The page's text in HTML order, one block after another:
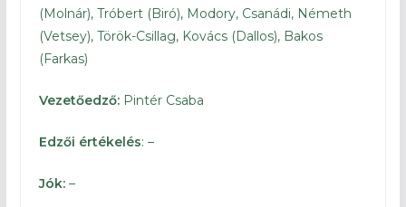
(Molnár), Tróbert (Biró), Modory, Csanádi, Németh
(Vetsey), Török-Csillag, Kovács (Dallos), Bakos
(Farkas)
Vezetőedző:Pintér Csaba
Edzői értékelés: –
Jók:–